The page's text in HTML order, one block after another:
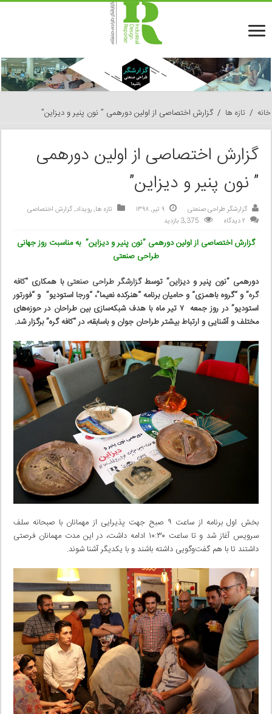
خانه / تازه ها / گزارش اختصاصی از اولین دورهمی ” نون پنیر و دیزاین”
گزارش اختصاصی از اولین دورهمی
” نون پنیر و دیزاین”
گزارشگر طراحی صنعتی ۹ تیر, ۱۳۹۸ تازه ها,رویداد,گزارش اختصاصی
۲ دیدگاه
3,375 بازدید
گزارش اختصاصی ازاولین دورهمی ”نون پنیر و دیزاین”به مناسبت روزجهانی
طراحی صنعتی
دورهمی ”نون پنیر و دیزاین” توسطگزارشگر طراحی صنعتی با همکاری “کافه
گره” و “گروه باهمزی“ و حامیان برنامه “هنرکده نعیما”، “ورجا استودیو” و “فورتور
استودیو” در
روز جمعه ۷ تیر ماه با هدف شبکه‌سازی بین طراحان در حوزه‌های
مختلف و آشنایی و ارتباط بیشتر طراحان جوان و باسابقه،در “کافه گره” برگزار شد.
بخش اول برنامه از ساعت ۹ صبح جهت پذیرایی از مهمانان با صبحانه سلف
سرویس آغاز شد و تا ساعت ۱۰:۳۰ ادامه داشت، در این مدت مهمانان فرصتی
داشتند تا با هم گفت‌وگویی داشته باشند و با یکدیگر آشنا شوند.